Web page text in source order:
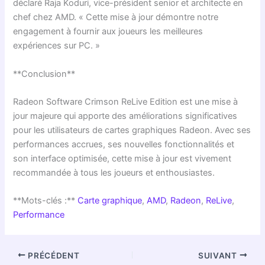
déclaré Raja Koduri, vice-président senior et architecte en
chef chez AMD. « Cette mise à jour démontre notre
engagement à fournir aux joueurs les meilleures
expériences sur PC. »
**Conclusion**
Radeon Software Crimson ReLive Edition est une mise à
jour majeure qui apporte des améliorations significatives
pour les utilisateurs de cartes graphiques Radeon. Avec ses
performances accrues, ses nouvelles fonctionnalités et
son interface optimisée, cette mise à jour est vivement
recommandée à tous les joueurs et enthousiastes.
**Mots-clés :** Carte graphique,AMD, Radeon, ReLive,
Performance
PRÉCÉDENT SUIVANT